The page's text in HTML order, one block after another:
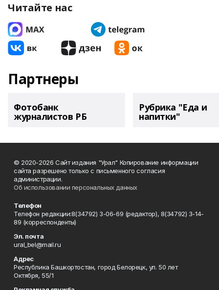
Читайте нас
Партнеры
Фотобанк
журналистов РБ
Рубрика "Еда и
напитки"
© 2020-2026 Сайт издания "Урал" Копирование информации
сайта разрешено только с письменного согласия
администрации.
Об использовании персональных данных
Телефон
Телефон редакции:8(34792) 3-06-69 (редактор), 8(34792) 3-14-
89 (корреспонденты)
Эл. почта
ural_bel@mail.ru
Адрес
Республика Башкортостан, город Белорецк, ул. 50 лет
Октября, 55/1